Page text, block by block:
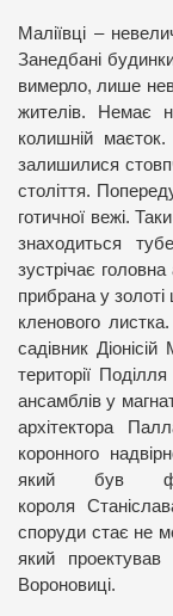
Маліївці –
Занедбані
вимерло, лише
жителів. Немає
колишній
залишилися
століття.
готичної вежі.
знаходиться
зустрічає
прибрана у
кленового
садівник
території
ансамблів у
архітектора
коронного
який був
короля
споруди стає не
який
Вороновиці.